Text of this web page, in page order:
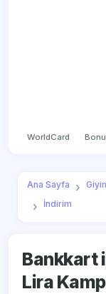
WorldCard
Ana Sayfa
İndirim
Bankkart
Lira